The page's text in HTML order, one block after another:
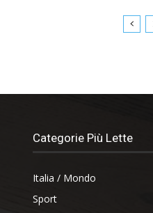
Categorie Più Lette
Italia / Mondo
Sport